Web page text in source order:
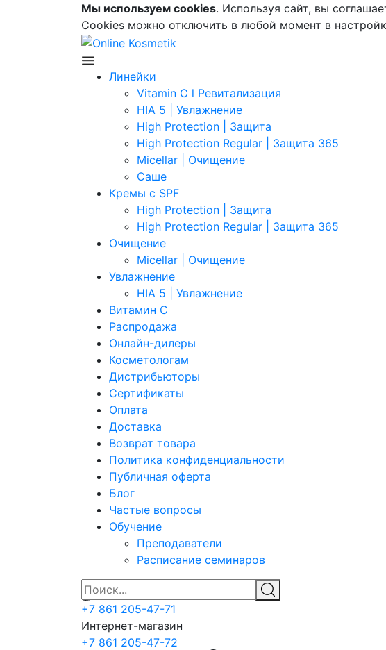
Мы используем cookies. Используя сайт, вы
Cookies можно отключить в любой момент в
Линейки
Vitamin C l Ревитализация
HIA 5 | Увлажнение
High Protection | Защита
High Protection Regular | Защита 365
Micellar | Очищение
Саше
Кремы с SPF
High Protection | Защита
High Protection Regular | Защита 365
Очищение
Micellar | Очищение
Увлажнение
HIA 5 | Увлажнение
Витамин C
Распродажа
Онлайн-дилеры
Косметологам
Дистрибьюторы
Сертификаты
Оплата
Доставка
Возврат товара
Политика конфиденциальности
Публичная оферта
Блог
Частые вопросы
Обучение
Преподаватели
Расписание семинаров
+7 861 205-47-71
Интернет-магазин
+7 861 205-47-72